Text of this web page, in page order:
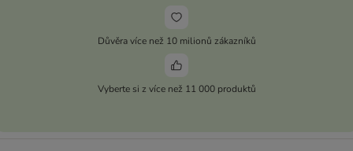
Důvěra více než 10 milionů zákazníků
Vyberte si z více než 11 000 produktů